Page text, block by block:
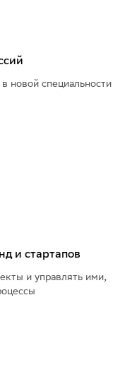
новой специальности
и стартапов
и управлять ими,